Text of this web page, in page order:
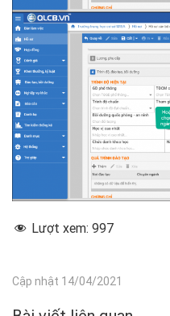
Lượt xem: 997
Cập nhật 14/04/2021